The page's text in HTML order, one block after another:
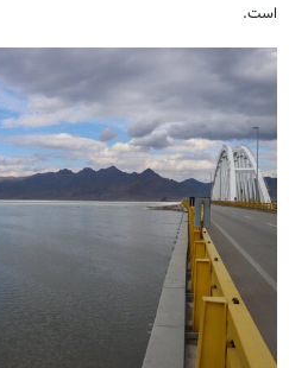
است.